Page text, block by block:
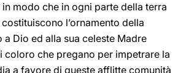
modo che in ogni parte della terra
l’ornamento della
a Dio ed alla sua celeste Madre
coloro che pregano per impetrare la
a favore di queste afflitte comunità